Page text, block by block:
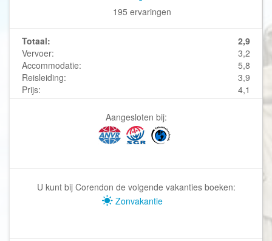
195 ervaringen
Totaal:
2,9
Vervoer:
3,2
Accommodatie:
5,8
Reisleiding:
3,9
Prijs:
4,1
Aangesloten bij:
U kunt bij Corendon de volgende vakanties boeken:
Zonvakantie